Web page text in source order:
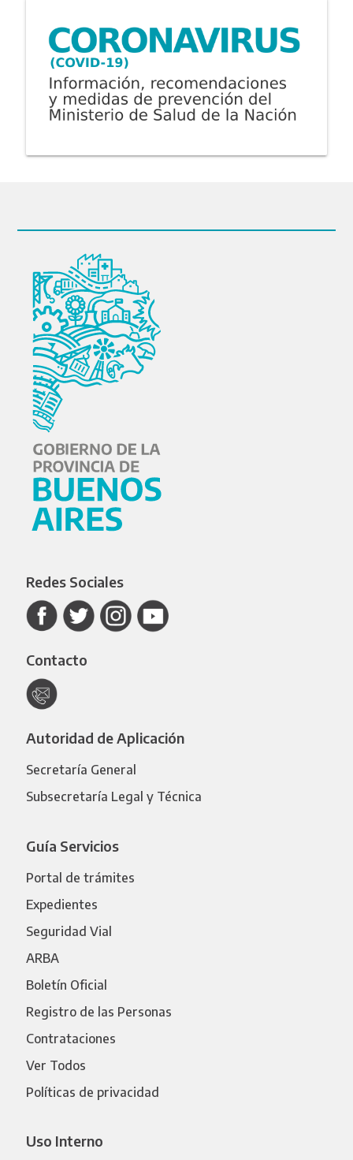
Redes Sociales
Contacto
Autoridad de Aplicación
Secretaría General
Subsecretaría Legal y Técnica
Guía Servicios
Portal de trámites
Expedientes
Seguridad Vial
ARBA
Boletín Oficial
Registro de las Personas
Contrataciones
Ver Todos
Políticas de privacidad
Uso Interno